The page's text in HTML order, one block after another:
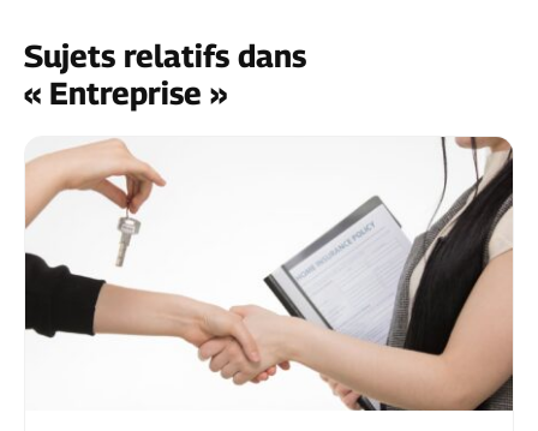
Sujets relatifs dans
« Entreprise »